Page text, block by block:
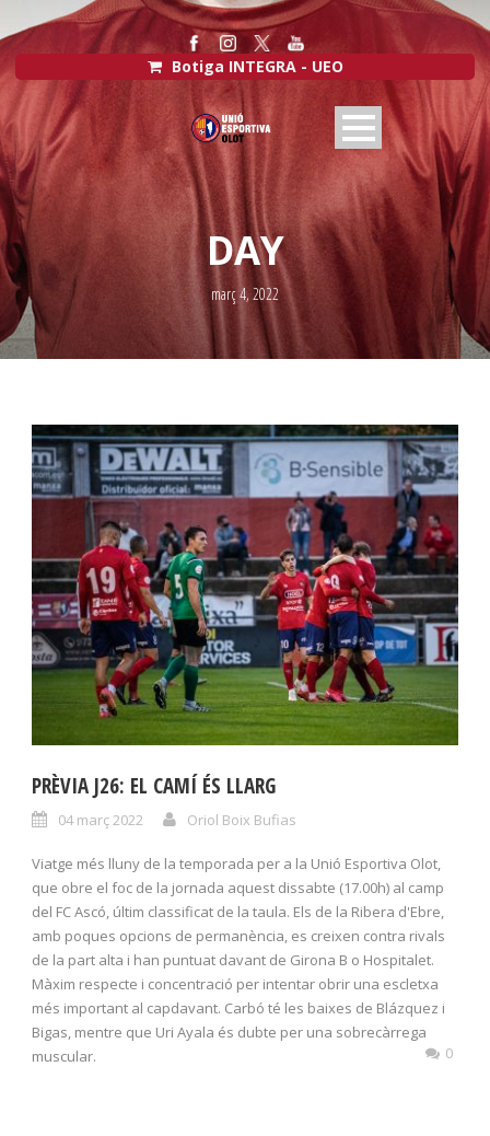
Botiga INTEGRA - UEO
DAY
març 4, 2022
PRÈVIA J26: EL CAMÍ ÉS LLARG
04 març 2022 Oriol Boix Bufias
Viatge més lluny de la temporada per a la Unió Esportiva Olot,
que obre el foc de la jornada aquest dissabte (17.00h) al camp
del FC Ascó, últim classificat de la taula. Els de la Ribera d'Ebre,
amb poques opcions de permanència, es creixen contra rivals
de la part alta i han puntuat davant de Girona B o Hospitalet.
Màxim respecte i concentració per intentar obrir una escletxa
més important al capdavant. Carbó té les baixes de Blázquez i
Bigas, mentre que Uri Ayala és dubte per una sobrecàrrega
muscular.
0